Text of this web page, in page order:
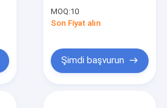
MOQ:10
Son Fiyat alın
Şimdi başvurun